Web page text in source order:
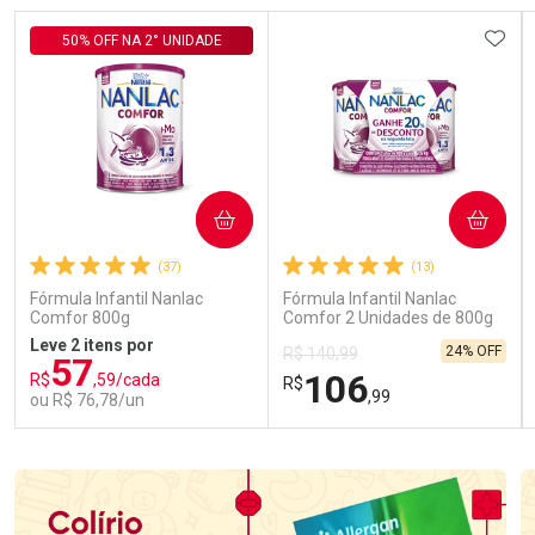
(37)
Fórmula Infantil Nanlac
Comfor 800g
50% OFF NA 2° UNIDADE
Leve 2 itens por
R$57,59/cada
ou R$ 76,78/un
COMPRAR
(13)
Fórmula Infantil Nanlac
Comfor 2 Unidades de 800g
R$ 140,99
R$106,99
24% OFF
COMPRAR
Laboratório
Por Menos